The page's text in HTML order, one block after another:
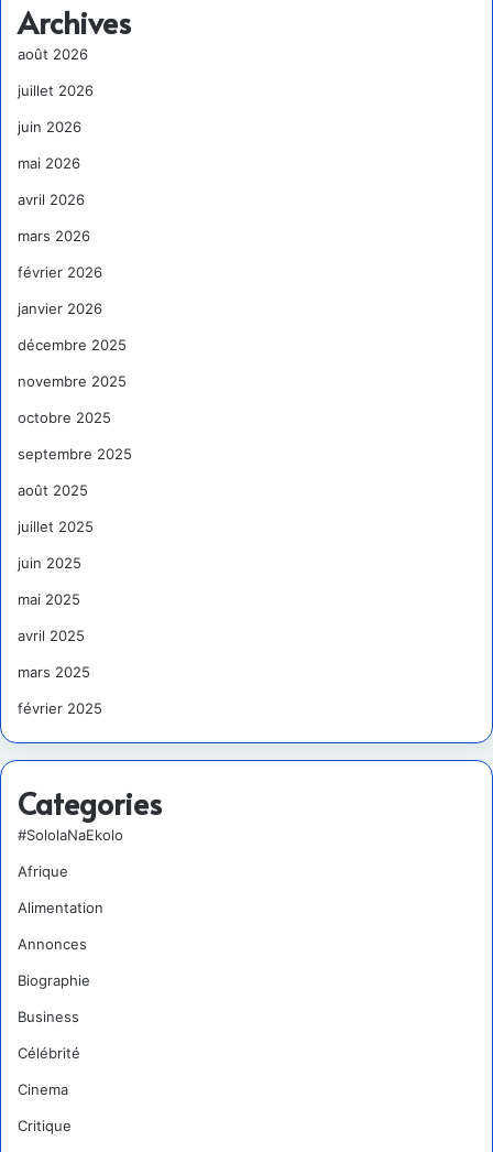
Archives
août 2026
juillet 2026
juin 2026
mai 2026
avril 2026
mars 2026
février 2026
janvier 2026
décembre 2025
novembre 2025
octobre 2025
septembre 2025
août 2025
juillet 2025
juin 2025
mai 2025
avril 2025
mars 2025
février 2025
Categories
#SololaNaEkolo
Afrique
Alimentation
Annonces
Biographie
Business
Célébrité
Cinema
Critique